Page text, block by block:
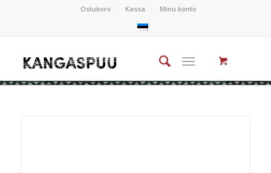
Ostukorv Kassa Minu konto